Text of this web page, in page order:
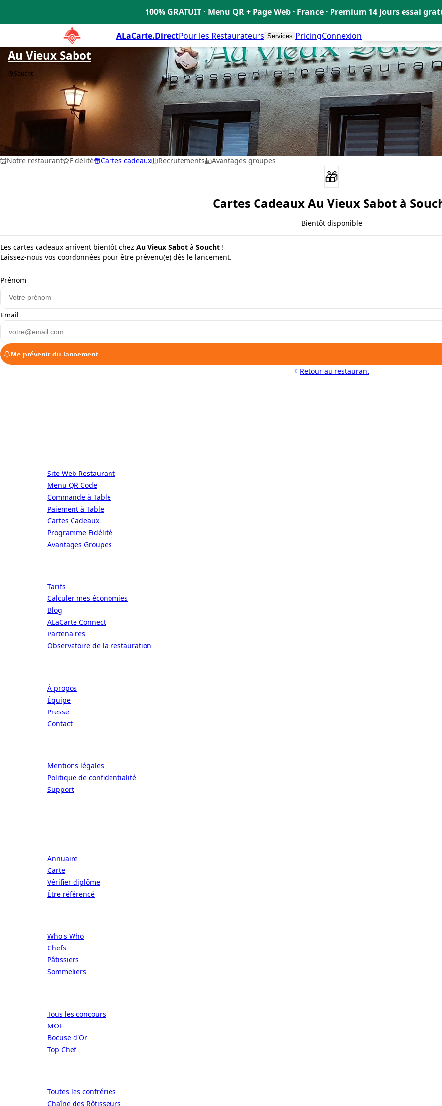
100% GRATUIT · Menu QR + Page Web · France · Premium 14 jours essai
ALaCarte.DirectPour les Restaurateurs Services PricingConnexion
Au Vieux Sabot
Soucht
Notre restaurant Fidélité Cartes cadeaux Recrutements Avantages groupes
🎁
Cartes CadeauxAu Vieux Sabot à
Bientôt disponible
Les cartes cadeaux arrivent bientôt chez Au Vieux Sabot à Soucht !
Laissez-nous vos coordonnées pour être prévenu(e) dès le lancement.
Prénom
Email
Me prévenir du lancement
Retour au restaurant
Site Web Restaurant
Menu QR Code
Commande à Table
Paiement à Table
Cartes Cadeaux
Programme Fidélité
Avantages Groupes
Tarifs
Calculer mes économies
Blog
ALaCarte Connect
Partenaires
Observatoire de la restauration
À propos
Équipe
Presse
Contact
Mentions légales
Politique de confidentialité
Support
Annuaire
Carte
Vérifier diplôme
Être référencé
Who's Who
Chefs
Pâtissiers
Sommeliers
Tous les concours
MOF
Bocuse d'Or
Top Chef
Toutes les confréries
Chaîne des Rôtisseurs